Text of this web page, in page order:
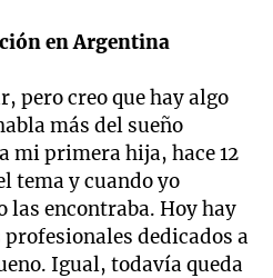
en Argentina
pero creo que hay algo
más del sueño
mi primera hija, hace 12
tema y cuando yo
las encontraba. Hoy hay
dedicados a
Igual, todavía queda